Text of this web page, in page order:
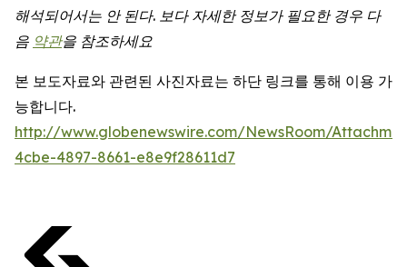
해석되어서는 안 된다. 보다 자세한 정보가 필요한 경우 다
음 약관을 참조하세요
본 보도자료와 관련된 사진자료는 하단 링크를 통해 이용 가
능합니다.
http://www.globenewswire.com/NewsRoom/
4cbe-4897-8661-e8e9f28611d7